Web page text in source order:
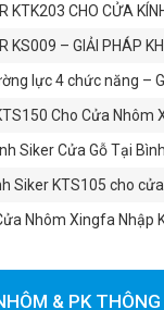
KTK203 CHO CỬA
KS009 – GIẢI PHÁP
lực 4 chức năng –
Cho Cửa Nhôm
Siker Cửa Gỗ Tại
Siker KTS105 cho
Nhôm Xingfa Nhập
& PK